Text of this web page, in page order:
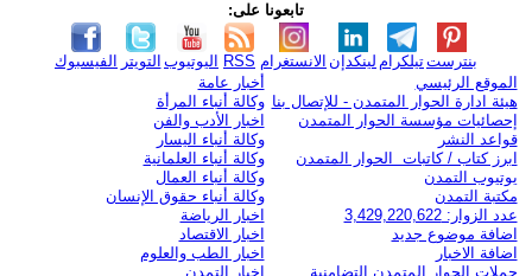
تابعونا على:
الفيسبوك التويتر اليوتيوب RSS الانستغرام لينكدإن تيلكرامبنترست
الموقع الرئيسي
هيئة ادارة الحوار المتمدن - للإتصال بنا
إحصائيات مؤسسة الحوار المتمدن
قواعد النشر
ابرز كتاب / كاتبات الحوار المتمدن
يوتيوب التمدن
مكتبة التمدن
عدد الزوار: 3,429,220,622
اضافة موضوع جديد
اضافة الاخبار
حملات الحوار المتمدن التضامنية
أخبار عامة
وكالة أنباء المرأة
اخبار الأدب والفن
وكالة أنباء اليسار
وكالة أنباء العلمانية
وكالة أنباء العمال
وكالة أنباء حقوق الإنسان
اخبار الرياضة
اخبار الاقتصاد
اخبار الطب والعلوم
اخبار التمدن